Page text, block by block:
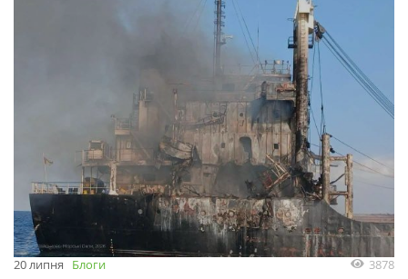
20 липня Блоги 3878